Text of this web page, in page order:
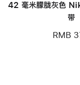
42 毫米朦胧灰色
带
RMB